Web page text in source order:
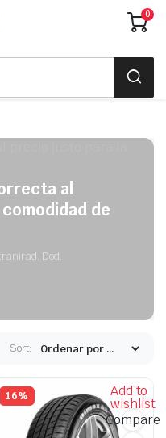
0
al
de
Dod.
Sort:
16% Add to
wishlist
Compare